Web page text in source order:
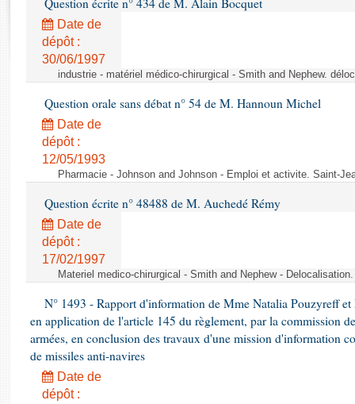
Rapports d'enquête
Rapports législatifs
Rapports sur l'application des lois
Baromètre de l’application des lois
Dossiers législatifs
Budget et sécurité sociale
Questions écrites et orales
Comptes rendus des débats
Question écrite n° 434 de M. Alain Bocquet
Date de
dépôt :
30/06/1997
industrie - matériel médico-chirurgical - Smith and Nephew.
Question orale sans débat n° 54 de M. Hannoun Michel
Date de
dépôt :
12/05/1993
Pharmacie - Johnson and Johnson - Emploi et activite. Saint-
Question écrite n° 48488 de M. Auchedé Rémy
Date de
dépôt :
17/02/1997
Materiel medico-chirurgical - Smith and Nephew -
N° 1493 - Rapport d'information de Mme Natalia Pouzyreff
en application de l'article 145 du règlement, par la commission
armées, en conclusion des travaux d'une mission d'information
de missiles anti-navires
Date de
dépôt :